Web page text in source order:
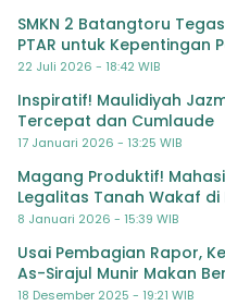
SMKN 2 Batangtoru
PTAR untuk Kepentingan
22 Juli 2026 - 18:42 WIB
Inspiratif! Maulidiyah
Tercepat dan Cumlaude
17 Januari 2026 - 13:25 WIB
Magang Produktif!
Legalitas Tanah Wakaf di
8 Januari 2026 - 15:39 WIB
Usai Pembagian Rapor,
As-Sirajul Munir Makan
Semester
18 Desember 2025 - 19:21 WIB